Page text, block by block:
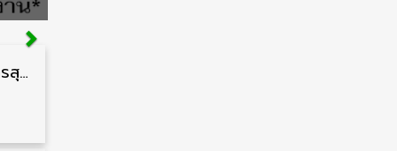
กรมสนับสนุนบริการสุขภาพ รับสมัครคัดเลือกพนักงานราชการ วุฒิ ปวส./ป.ตรี 13 อัตรา รับสมัคร 11 – 20 สิงหาคม